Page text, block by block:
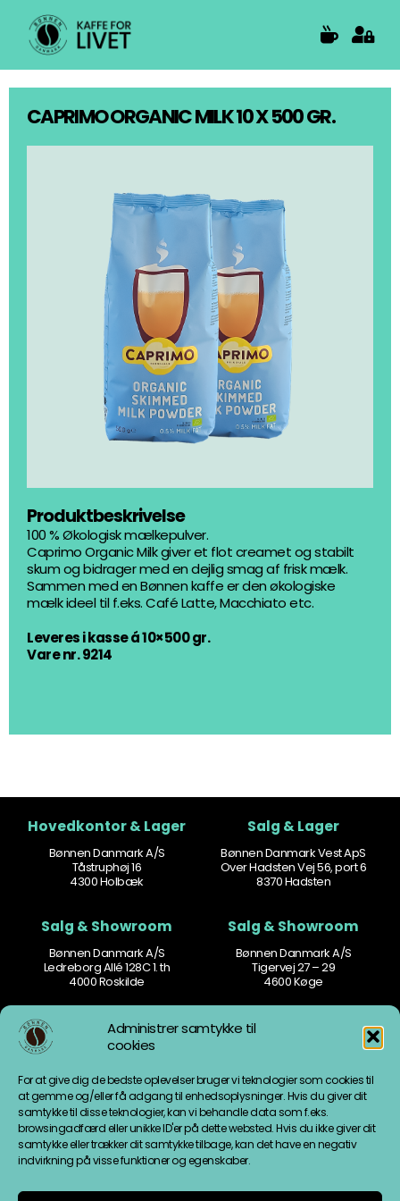
Administrer samtykke til
cookies
For at give dig de bedste oplevelser bruger vi teknologier som cookies til
at gemme og/eller få adgang til enhedsoplysninger. Hvis du giver dit
samtykke til disse teknologier, kan vi behandle data som f.eks.
browsingadfærd eller unikke ID'er på dette websted. Hvis du ikke giver dit
samtykke eller trækker dit samtykke tilbage, kan det have en negativ
indvirkning på visse funktioner og egenskaber.
content
CAPRIMO ORGANIC MILK 10 X 500 GR.
Produktbeskrivelse
100 % Økologisk mælkepulver.
Caprimo Organic Milk giver et flot creamet og stabilt
skum og bidrager med en dejlig smag af frisk mælk.
Sammen med en Bønnen kaffe er den økologiske
mælk ideel til f.eks. Café Latte, Macchiato etc.
Leveres i kasse á 10×500 gr.
Vare nr. 9214
Hovedkontor & Lager
Bønnen Danmark A/S
Tåstruphøj 16
4300 Holbæk
Salg & Lager
Bønnen Danmark Vest ApS
Over Hadsten Vej 56, port 6
8370 Hadsten
Salg & Showroom
Bønnen Danmark A/S
Ledreborg Allé 128C 1. th
4000 Roskilde
Salg & Showroom
Bønnen Danmark A/S
Tigervej 27 – 29
4600 Køge
Kontakt
77 77 60 60
mail.vest@bonnen.dk
Åbningstider
Weekend: Lukket
Information
Cookiepolitik
Handelsbetingelser &
Fødevarestyrelsen
Bønnen Danmark A/S